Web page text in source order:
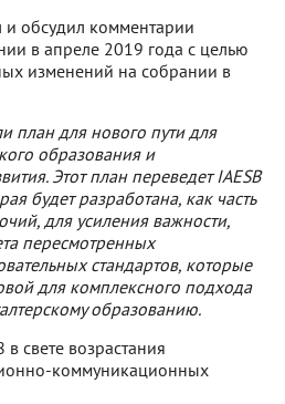
и обсудил комментарии
в апреле 2019 года с целью
изменений на собрании в
план для нового пути для
образования и
Этот план переведет IAESB
будет разработана, как часть
для усиления важности,
пересмотренных
стандартов, которые
для комплексного подхода
образованию.
свете возрастания
коммуникационных